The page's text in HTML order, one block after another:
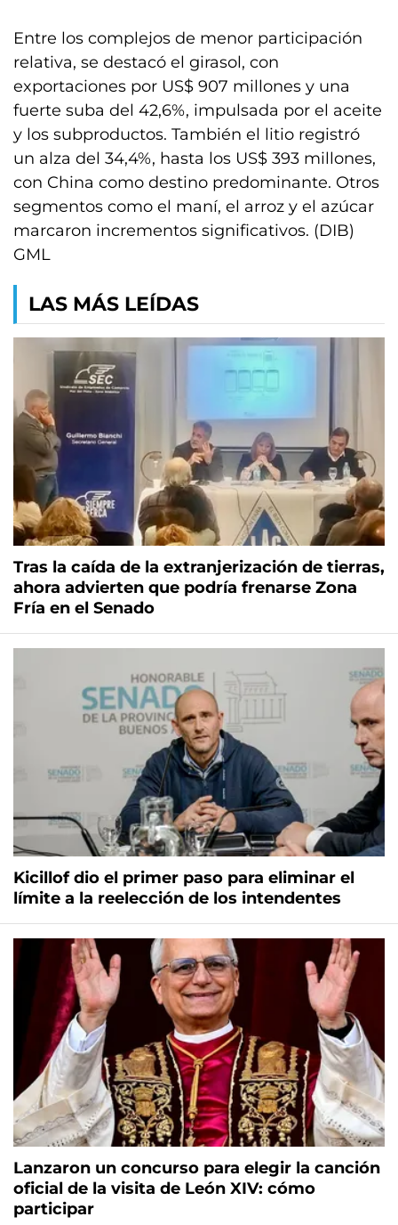
Entre los complejos de menor participación
relativa, se destacó el girasol, con
exportaciones por US$ 907 millones y una
fuerte suba del 42,6%, impulsada por el aceite
y los subproductos. También el litio registró
un alza del 34,4%, hasta los US$ 393 millones,
con China como destino predominante. Otros
segmentos como el maní, el arroz y el azúcar
marcaron incrementos significativos. (DIB)
GML
LAS MÁS LEÍDAS
Tras la caída de la extranjerización de tierras,
ahora advierten que podría frenarse Zona
Fría en el Senado
Kicillof dio el primer paso para eliminar el
límite a la reelección de los intendentes
Lanzaron un concurso para elegir la canción
oficial de la visita de León XIV: cómo
participar